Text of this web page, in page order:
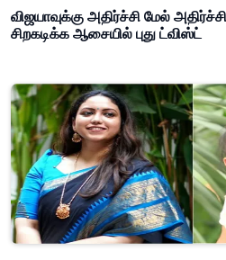
விஜயாவுக்கு அதிர்ச்சி மேல்
சிறகடிக்க ஆசையில் புது ட்விஸ்ட்